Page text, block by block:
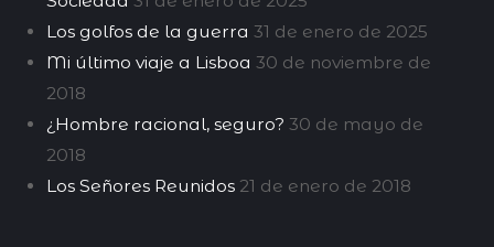
Los golfos de la guerra 31 de enero de 2025
Mi último viaje a Lisboa 30 de noviembre de
2018
¿Hombre racional, seguro? 30 de mayo de
2018
Los Señores Reunidos 21 de enero de 2018